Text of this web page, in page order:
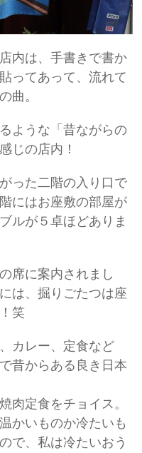
内は、手書きで書か
ってあって、流れて
曲。
ような「昔ながらの
じの店内！
った二階の入り口で
にはお座敷の部屋が
ルが５卓ほどありま
席に案内されまし
は、掘りごたつは座
笑
カレー、定食など
昔からある良き日本
肉定食をチョイス。
かいものか冷たいも
で、私は冷たいおう